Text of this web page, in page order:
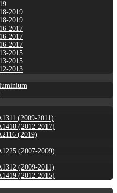
2019
2019
2017
2017
2017
2015
2015
2013
(2009-2011)
(2012-2017)
(2019)
(2007-2009)
(2009-2011)
(2012-2015)